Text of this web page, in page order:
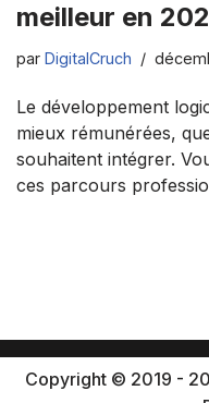
meilleur en
par DigitalCruch
Le développement
mieux rémunérées,
souhaitent intégrer.
ces parcours
Copyright © 2019 -